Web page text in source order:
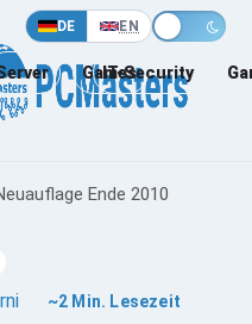
DE EN
Games
IT-Security
Ende 2010
~2 Min. Lesezeit